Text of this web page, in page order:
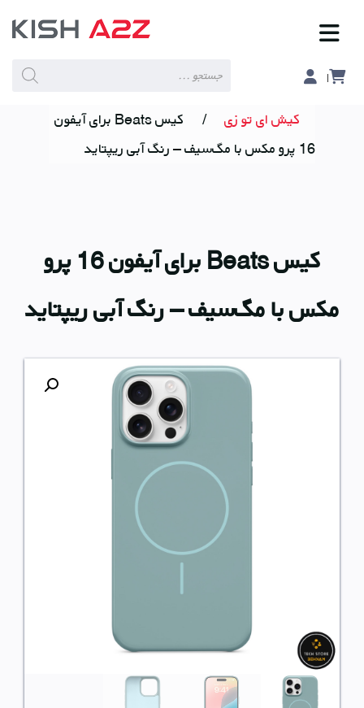
search
کیش ای تو زی /
کیس Beats برای آیفون
16 پرو مکس با مگ‌سیف – رنگ آبی ریپتاید
کیس Beats برای آیفون 16 پرو
مکس با مگ‌سیف – رنگ آبی ریپتاید